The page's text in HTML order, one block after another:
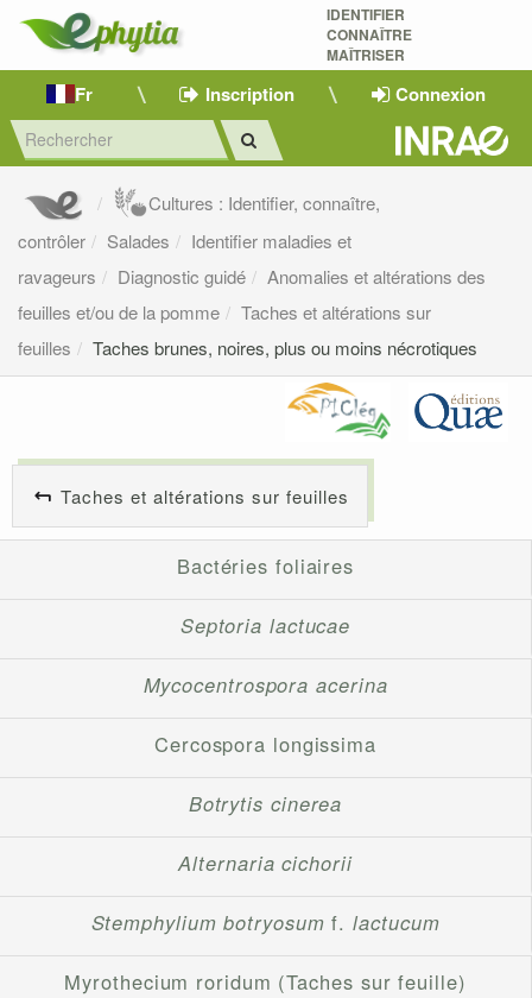
IDENTIFIER
CONNAÎTRE
MAÎTRISER
Fr Inscription Connexion
Cultures : Identifier, connaître,
contrôler
Salades
Identifier maladies et
ravageurs
Diagnostic guidé
Anomalies et altérations des
feuilles et/ou de la pomme
Taches et altérations sur
feuilles
Taches brunes, noires, plus ou moins nécrotiques
Taches et altérations sur feuilles
Bactéries foliaires
Septoria lactucae
Mycocentrospora acerina
Cercospora longissima
Botrytis cinerea
Alternaria cichorii
Stemphylium botryosum f.lactucum
Myrothecium roridum (Taches sur feuille)